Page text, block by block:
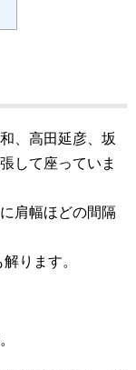
、高田延彦、坂
して座っていま
肩幅ほどの間隔
ります。